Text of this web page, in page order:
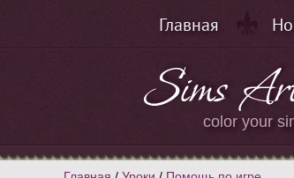
Главная
color your